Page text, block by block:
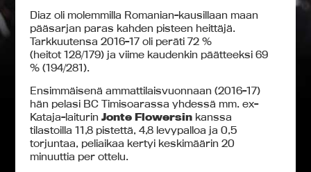
Diaz oli molemmilla Romanian-kausillaan maan
pääsarjan paras kahden pisteen heittäjä.
Tarkkuutensa 2016-17 oli peräti 72 %
(heitot 128/179) ja viime kaudenkin päätteeksi 69
% (194/281).
Ensimmäisenä ammattilaisvuonnaan (2016-17)
hän pelasi BC Timisoarassa yhdessä mm. ex-
Kataja-laiturinJonte Flowersin kanssa
tilastoilla 11,8 pistettä, 4,8 levypalloa ja 0,5
torjuntaa, peliaikaa kertyi keskimäärin 20
minuuttia per ottelu.